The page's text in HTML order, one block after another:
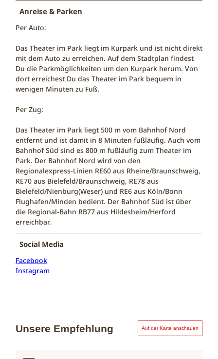
Anreise & Parken
Per Auto:
Das Theater im Park liegt im Kurpark und ist nicht direkt
mit dem Auto zu erreichen. Auf dem Stadtplan findest
Du die Parkmöglichkeiten um den Kurpark herum. Von
dort erreichest Du das Theater im Park bequem in
wenigen Minuten zu Fuß.
Per Zug:
Das Theater im Park liegt 500 m vom Bahnhof Nord
entfernt und ist damit in 8 Minuten fußläufig. Auch vom
Bahnhof Süd sind es 800 m fußläufig zum Theater im
Park. Der Bahnhof Nord wird von den
Regionalexpress‑Linien RE60 aus Rheine/Braunschweig,
RE70 aus Bielefeld/Braunschweig, RE78 aus
Bielefeld/Nienburg(Weser) und RE6 aus Köln/Bonn
Flughafen/Minden bedient. Der Bahnhof Süd ist über
die Regional-Bahn RB77 aus Hildesheim/Herford
erreichbar.
Social Media
Facebook
Instagram
Unsere Empfehlung Auf der Karte anschauen